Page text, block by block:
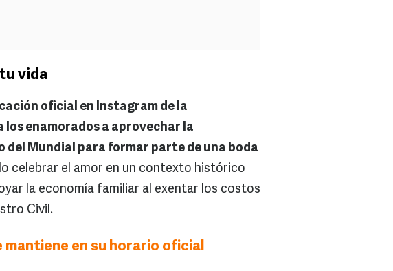
vida
oficial en Instagram de la
enamorados a aprovechar la
Mundial para formar parte de una boda
celebrar el amor en un contexto histórico
la economía familiar al exentar los costos
Civil.
mantiene en su horario oficial